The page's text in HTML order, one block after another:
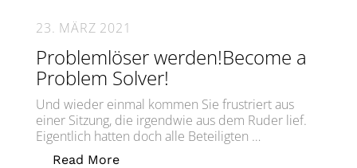
23. MÄRZ 2021
Problemlöser werden!Become a
Problem Solver!
Und wieder einmal kommen Sie frustriert aus
einer Sitzung, die irgendwie aus dem Ruder lief.
Eigentlich hatten doch alle Beteiligten …
Read More„Problemlöser werden!Become a